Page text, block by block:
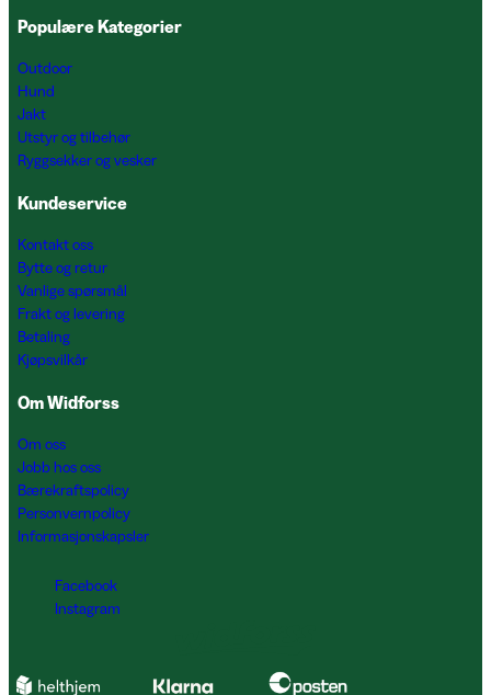
Populære Kategorier
Outdoor
Hund
Jakt
Utstyr og tilbehør
Ryggsekker og vesker
Kundeservice
Kontakt oss
Bytte og retur
Vanlige spørsmål
Frakt og levering
Betaling
Kjøpsvilkår
Om Widforss
Om oss
Jobb hos oss
Bærekraftspolicy
Personvernpolicy
Informasjonskapsler
Facebook
Instagram